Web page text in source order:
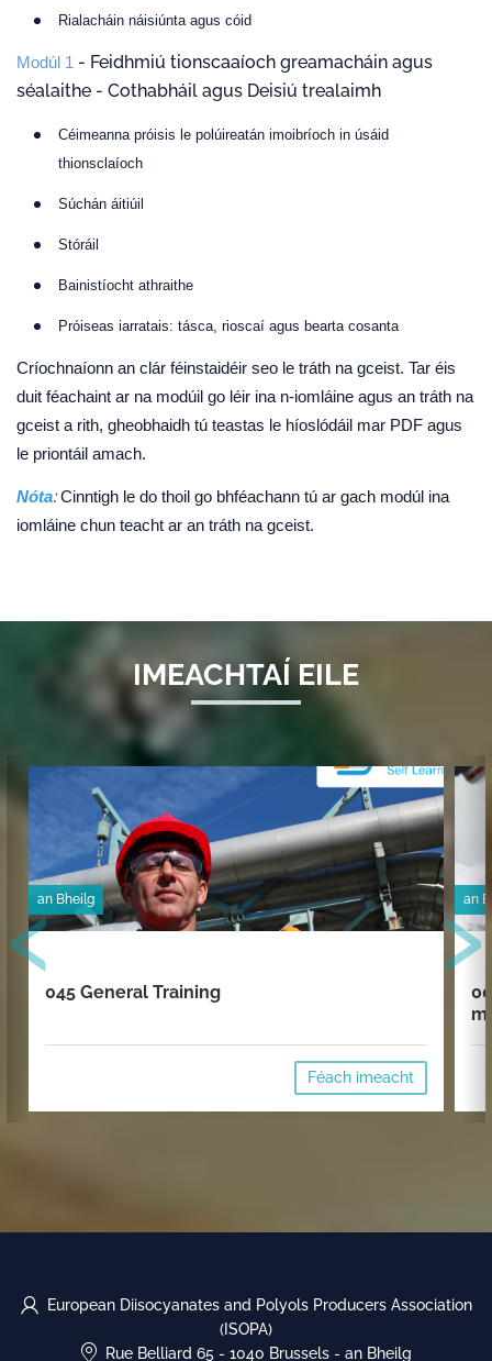
Rialacháin náisiúnta agus cóid
Modúl 1 - Feidhmiú tionscaaíoch greamacháin agus
séalaithe - Cothabháil agus Deisiú trealaimh
Céimeanna próisis le polúireatán imoibríoch in úsáid
thionsclaíoch
Súchán áitiúil
Stóráil
Bainistíocht athraithe
Próiseas iarratais: tásca, rioscaí agus bearta cosanta
Críochnaíonn an clár féinstaidéir seo le tráth na gceist. Tar éis
duit féachaint ar na modúil go léir ina n-iomláine agus an tráth na
gceist a rith, gheobhaidh tú teastas le híoslódáil mar PDF agus
le priontáil amach.
Nóta:Cinntigh le do thoil go bhféachann tú ar gach modúl ina
iomláine chun teacht ar an tráth na gceist.
IMEACHTAÍ EILE
an Bheilg
045 General Training
Féach imeacht
an
‹ ›
European Diisocyanates and Polyols Producers Association
(ISOPA)
Rue Belliard 65 - 1040 Brussels - an Bheilg